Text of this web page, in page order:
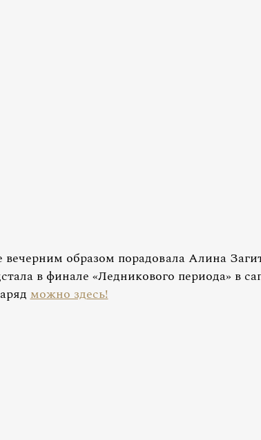
вечерним образом порадовала Алина
в финале «Ледникового периода» в
можно здесь!